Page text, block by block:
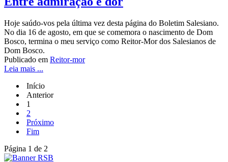
Hoje saúdo-vos pela última vez desta página do Boletim Salesiano.
No dia 16 de agosto, em que se comemora o nascimento de Dom
Bosco, termina o meu serviço como Reitor-Mor dos Salesianos de
Dom Bosco.
Publicado em Reitor-mor
Leia mais ...
Início
Anterior
1
2
Próximo
Fim
Página 1 de 2